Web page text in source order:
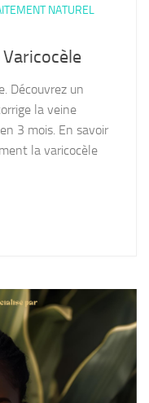
NATUREL
Découvrez un
la veine
3 mois. En savoir
la varicocèle